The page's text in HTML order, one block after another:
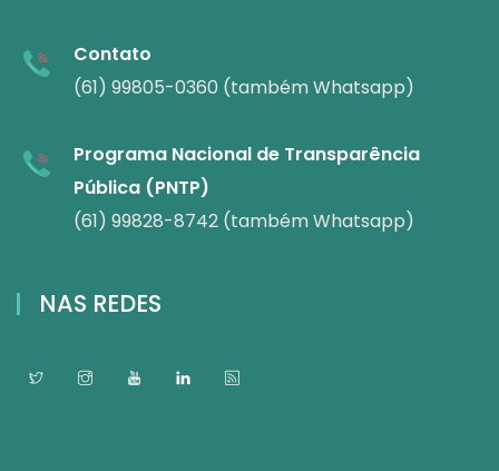
Contato
(61) 99805-0360 (também Whatsapp)
Programa Nacional de Transparência
Pública (PNTP)
(61) 99828-8742 (também Whatsapp)
NAS REDES